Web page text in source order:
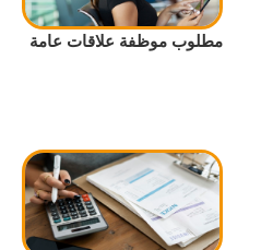
مطلوب موظفة علاقات عامة